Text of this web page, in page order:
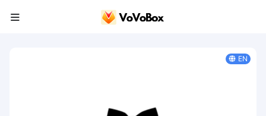
EN